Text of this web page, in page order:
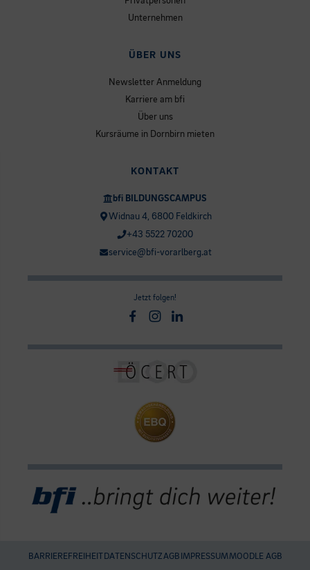
Unternehmen
ÜBER UNS
Newsletter Anmeldung
Karriere am bfi
Über uns
Kursräume in Dornbirn mieten
KONTAKT
bfi BILDUNGSCAMPUS
Widnau 4, 6800 Feldkirch
+43 5522 70200
service@bfi-vorarlberg.at
Jetzt folgen!
Facebook
Instagram
Linkedin
BARRIEREFREIHEIT DATENSCHUTZAGB IMPRESSUMMOODLE AGB